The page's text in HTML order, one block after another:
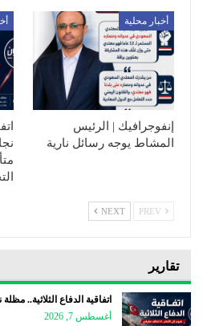
أخبار محلية
إنفوجرافيك | الرئيس
المشاط يوجه رسائل نارية
NEXT
تقارير
اتفاقية الدفاع الثلاثية..
أغسطس 7, 2026